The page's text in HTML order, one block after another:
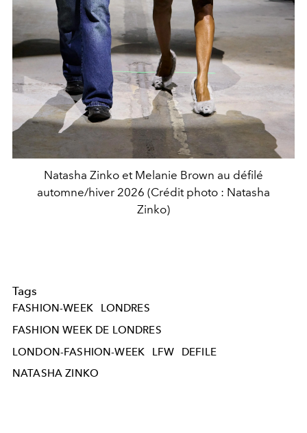
Natasha Zinko et Melanie Brown au défilé
automne/hiver 2026 (Crédit photo : Natasha
Zinko)
Tags
FASHION-WEEK
LONDRES
FASHION WEEK DE LONDRES
LONDON-FASHION-WEEK
LFW
DEFILE
NATASHA ZINKO